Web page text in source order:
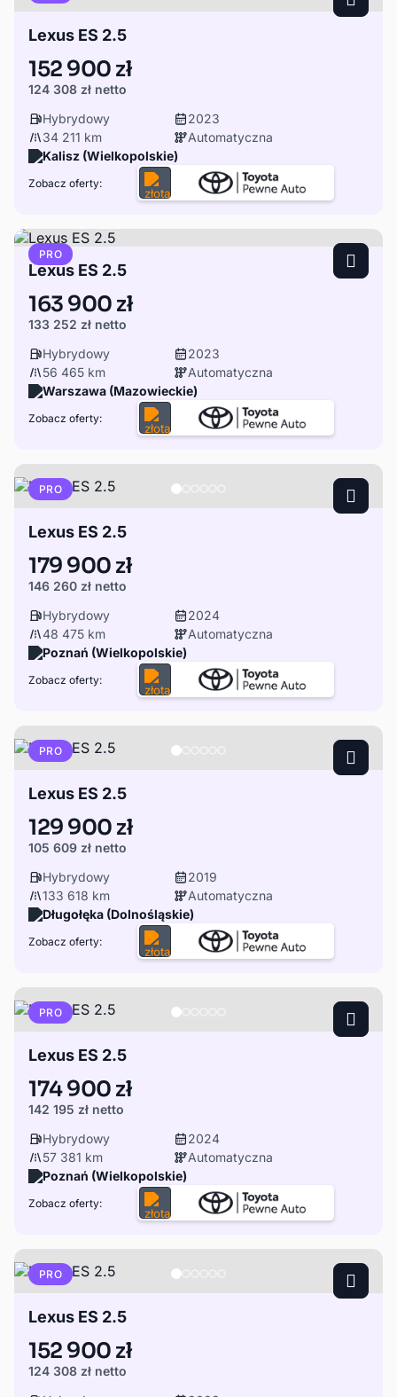
Lexus ES 2.5
152 900 zł
124 308 zł netto
Hybrydowy
2023
34 211 km
Automatyczna
Kalisz (Wielkopolskie)
Zobacz oferty:
PRO
Lexus ES 2.5
163 900 zł
133 252 zł netto
Hybrydowy
2023
56 465 km
Automatyczna
Warszawa (Mazowieckie)
Zobacz oferty:
PRO
Lexus ES 2.5
179 900 zł
146 260 zł netto
Hybrydowy
2024
48 475 km
Automatyczna
Poznań (Wielkopolskie)
Zobacz oferty:
PRO
Lexus ES 2.5
129 900 zł
105 609 zł netto
Hybrydowy
2019
133 618 km
Automatyczna
Długołęka (Dolnośląskie)
Zobacz oferty:
PRO
Lexus ES 2.5
174 900 zł
142 195 zł netto
Hybrydowy
2024
57 381 km
Automatyczna
Poznań (Wielkopolskie)
Zobacz oferty:
PRO
Lexus ES 2.5
152 900 zł
124 308 zł netto